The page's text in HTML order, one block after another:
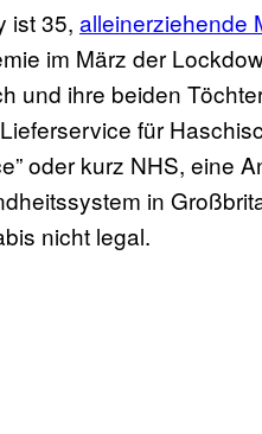
ist 35, alleinerziehende
im März der
und ihre beiden
für
oder kurz NHS, eine
in
nicht legal.